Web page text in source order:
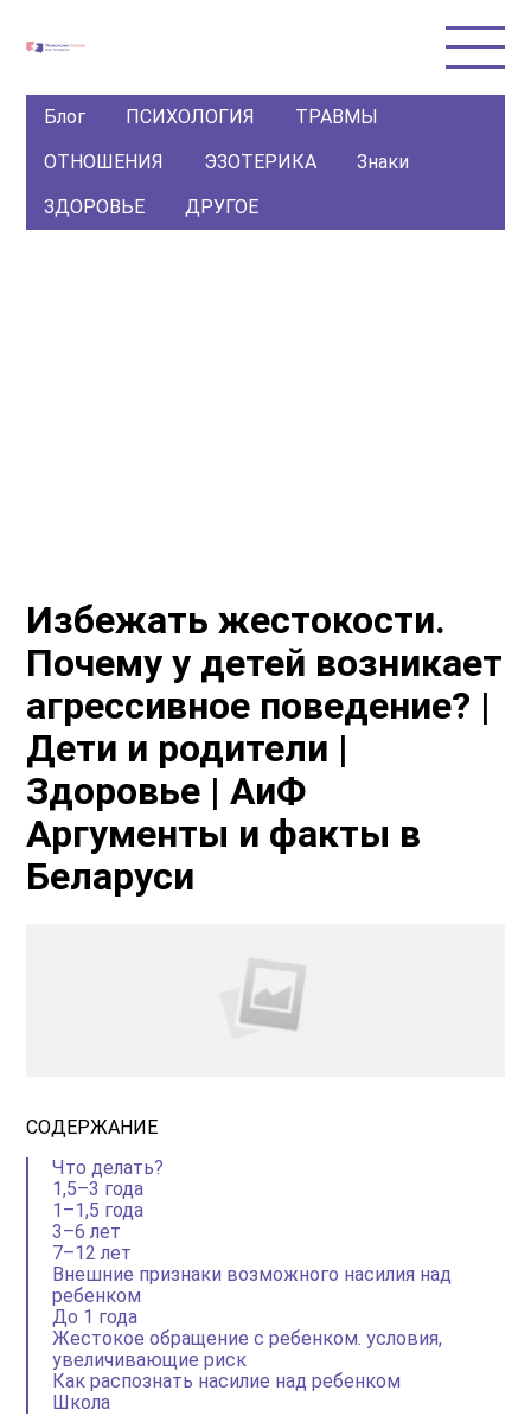
Блог ПСИХОЛОГИЯ
ТРАВМЫ
ОТНОШЕНИЯ
ЭЗОТЕРИКА
Знаки
ЗДОРОВЬЕ
ДРУГОЕ
Избежать жестокости.
Почему у детей возникает
агрессивное поведение? |
Дети и родители |
Здоровье | АиФ
Аргументы и факты в
Беларуси
СОДЕРЖАНИЕ
Что делать?
1,5–3 года
1–1,5 года
3–6 лет
7–12 лет
Внешние признаки возможного насилия над
ребенком
Дo 1 года
Жестокое обращение с ребенком. условия,
увеличивающие риск
Как распознать насилие над ребенком
Школа